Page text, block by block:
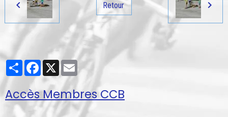
Retour
PartagerFacebook
X Email
Accès Membres CCB